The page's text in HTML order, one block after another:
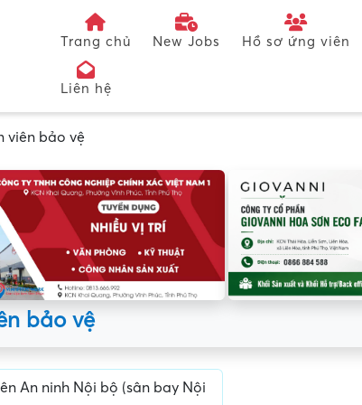
Trang chủ New Jobs Hồ sơ ứng viên
Liên hệ
viên bảo vệ
bảo vệ
An ninh Nội bộ (sân bay Nội